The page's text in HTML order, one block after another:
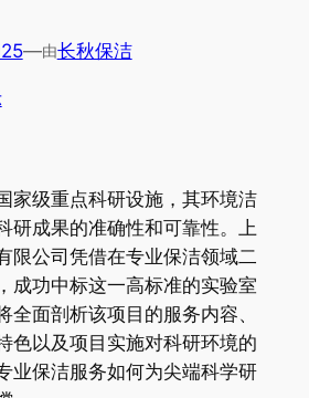
—由长秋保洁
家级重点科研设施，其环境洁
研成果的准确性和可靠性。上
限公司凭借在专业保洁领域二
成功中标这一高标准的实验室
全面剖析该项目的服务内容、
色以及项目实施对科研环境的
业保洁服务如何为尖端科学研